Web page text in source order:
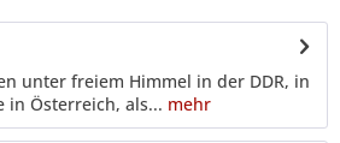
unter freiem Himmel in der DDR, in
in Österreich, als... mehr